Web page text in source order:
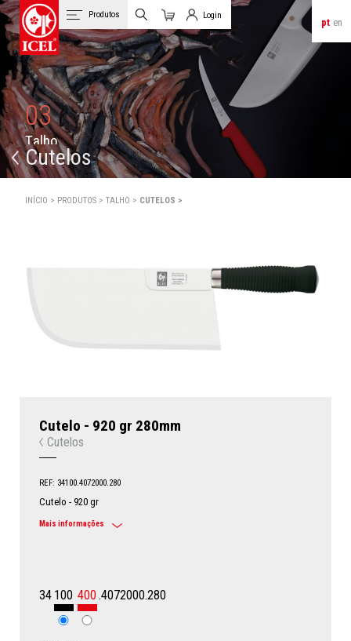
pt en
Produtos
Carrinho
Login
Login de Clientes
03
Talho
Cutelos
INÍCIO > PRODUTOS >TALHO > CUTELOS >
Cutelo - 920 gr 280mm
Cutelos
REF: 34100.4072000.280
Cutelo - 920 gr
Mais informações
34 100 400 .4072000.280